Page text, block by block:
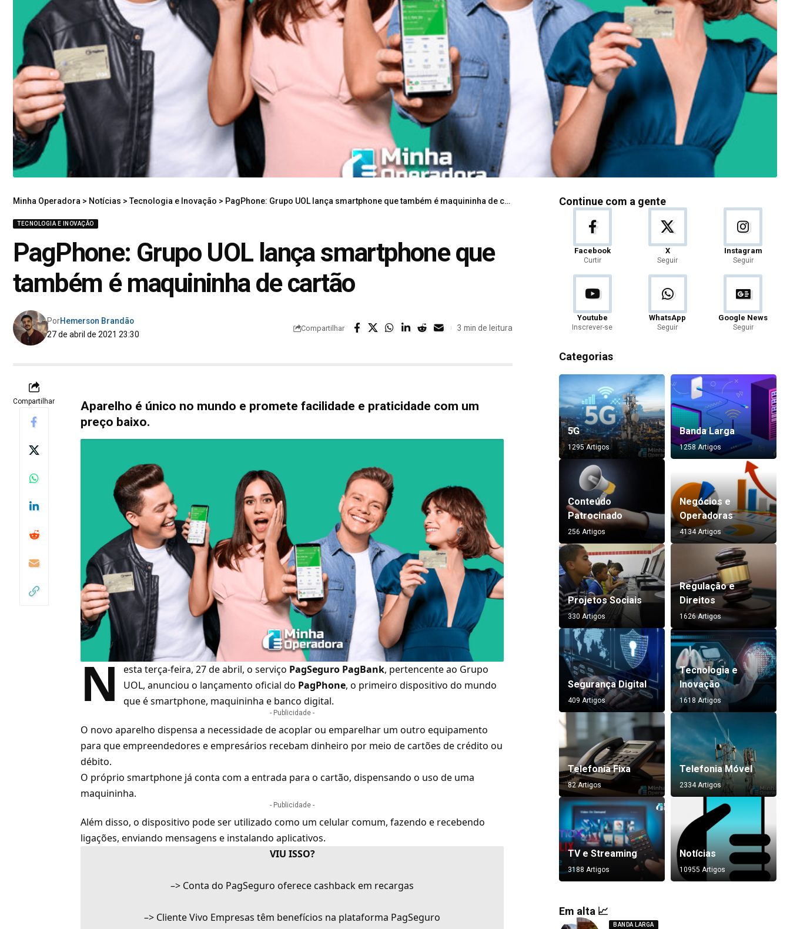
Minha Operadora > Notícias > Tecnologia e Inovação > PagPhone: Grupo UOL lança smartphone que também é maquininha de cartão
TECNOLOGIA E INOVAÇÃO
PagPhone: Grupo UOL lança smartphone que
também é maquininha de cartão
27 de abril de 2021 23:30
PorHemerson Brandão
Compartilhar 3 min de leitura
Compartilhar
Aparelho é único no mundo e promete facilidade e praticidade com um
preço baixo.
N esta terça-feira, 27 de abril, o serviço PagSeguro PagBank, pertencente ao Grupo
UOL, anunciou o lançamento oficial do PagPhone, o primeiro dispositivo do mundo
que é smartphone, maquininha e banco digital.
- Publicidade -
O novo aparelho dispensa a necessidade de acoplar ou emparelhar um outro equipamento
para que empreendedores e empresários recebam dinheiro por meio de cartões de crédito ou
débito.
O própriosmartphone já conta com a entrada para o cartão, dispensando o uso de uma
maquininha.
- Publicidade -
Além disso, o dispositivo pode ser utilizado como um celular comum, fazendo e recebendo
ligações, enviando mensagens e instalando aplicativos.
VIU ISSO?
–> Conta do PagSeguro oferece cashback em recargas
–> Cliente Vivo Empresas têm benefícios na plataforma PagSeguro
Continue com a gente
Facebook
Curtir
X
Seguir
Instagram
Seguir
Youtube
Inscrever-se
WhatsApp
Seguir
Google News
Seguir
Categorias
5G
1295 Artigos
Banda Larga
1258 Artigos
Conteúdo
Patrocinado
256 Artigos
Negócios e
Operadoras
4134 Artigos
Projetos Sociais
330 Artigos
Regulação e
Direitos
1626 Artigos
Segurança Digital
409 Artigos
Tecnologia e
Inovação
1618 Artigos
Telefonia Fixa
82 Artigos
Telefonia Móvel
2334 Artigos
TV e Streaming
3188 Artigos
Notícias
10955 Artigos
Em alta 📈
BANDA LARGA